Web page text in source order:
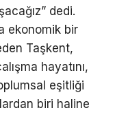
dedi.
ekonomik bir
Taşkent,
hayatını,
eşitliği
biri haline